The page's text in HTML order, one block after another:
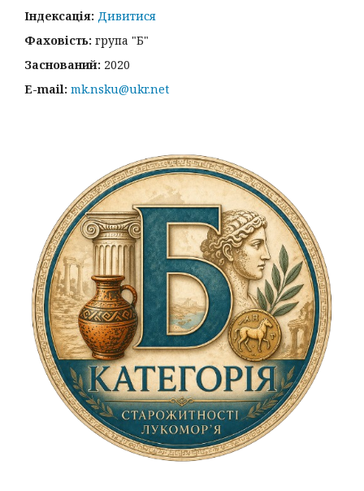
Індексація: Дивитися
Фаховість: група "Б"
Заснований: 2020
E-mail: mk.nsku@ukr.net